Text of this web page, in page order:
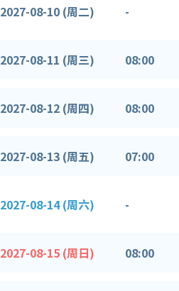
2027-08-10 (周二) -
2027-08-11 (周三) 08:00
2027-08-12 (周四) 08:00
2027-08-13 (周五) 07:00
2027-08-14 (周六) -
2027-08-15 (周日) 08:00